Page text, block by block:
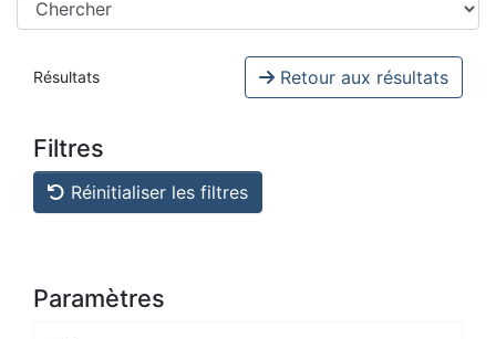
Résultats Retour aux résultats
Filtres
Réinitialiser les filtres
Paramètres